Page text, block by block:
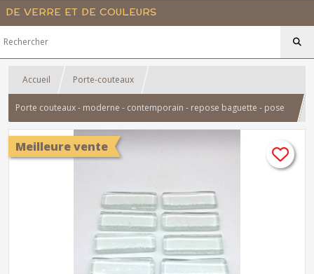
DE VERRE ET DE COULEURS
Accueil Porte-couteaux
Porte couteaux - moderne - contemporain - repose baguette - pose
couvert - verre fusionné - transparent
Meilleure vente